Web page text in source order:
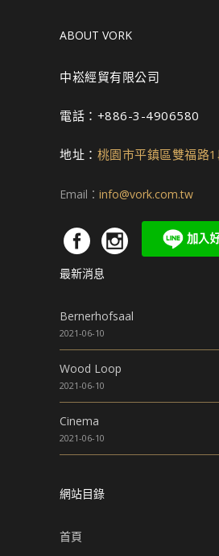
ABOUT VORK
中崧經貿有限公司
電話：+886-3-4906580
地址： 桃園市平鎮區雙福路
Email： info@vork.com.tw
最新消息
Bernerhofsaal
2021-06-10
Wood Loop
2021-06-10
Cinema
2021-06-10
網站目錄
首頁